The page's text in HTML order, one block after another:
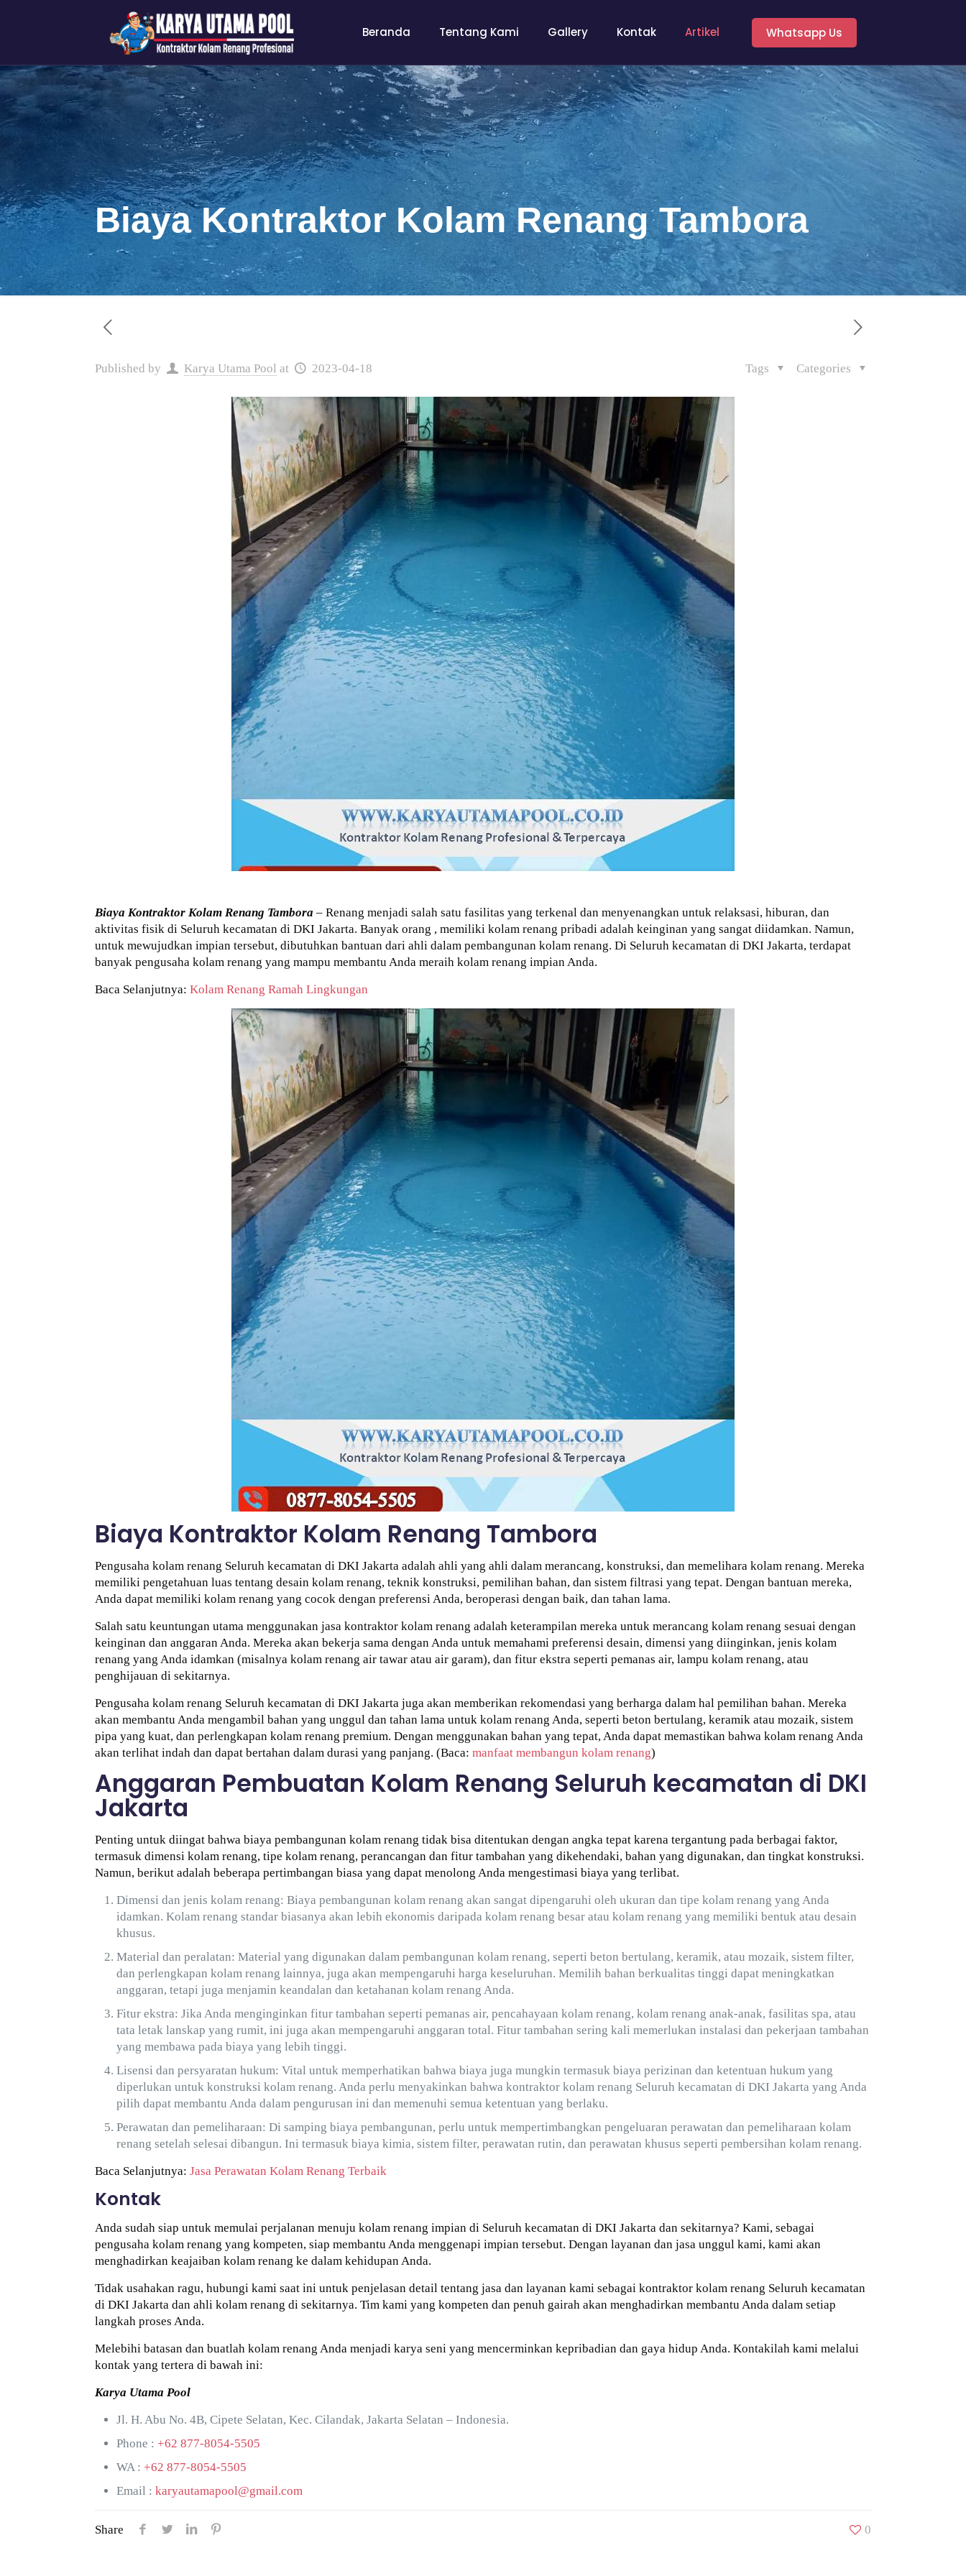
Beranda Tentang Kami Gallery Kontak Artikel Whatsapp Us
Biaya Kontraktor Kolam Renang Tambora
Published by Karya Utama Pool at 2023-04-18 Categories
Tags
Biaya Kontraktor Kolam Renang Tambora – Renang menjadi salah satu fasilitas yang terkenal dan menyenangkan untuk relaksasi, hiburan, dan
aktivitas fisik di Seluruh kecamatan di DKI Jakarta. Banyak orang , memiliki kolam renang pribadi adalah keinginan yang sangat diidamkan. Namun,
untuk mewujudkan impian tersebut, dibutuhkan bantuan dari ahli dalam pembangunan kolam renang. Di Seluruh kecamatan di DKI Jakarta, terdapat
banyak pengusaha kolam renang yang mampu membantu Anda meraih kolam renang impian Anda.
Baca Selanjutnya:Kolam Renang Ramah Lingkungan
Biaya Kontraktor Kolam Renang Tambora
Pengusaha kolam renang Seluruh kecamatan di DKI Jakarta adalah ahli yang ahli dalam merancang, konstruksi, dan memelihara kolam renang. Mereka
memiliki pengetahuan luas tentang desain kolam renang, teknik konstruksi, pemilihan bahan, dan sistem filtrasi yang tepat. Dengan bantuan mereka,
Anda dapat memiliki kolam renang yang cocok dengan preferensi Anda, beroperasi dengan baik, dan tahan lama.
Salah satu keuntungan utama menggunakan jasa kontraktor kolam renang adalah keterampilan mereka untuk merancang kolam renang sesuai dengan
keinginan dan anggaran Anda. Mereka akan bekerja sama dengan Anda untuk memahami preferensi desain, dimensi yang diinginkan, jenis kolam
renang yang Anda idamkan (misalnya kolam renang air tawar atau air garam), dan fitur ekstra seperti pemanas air, lampu kolam renang, atau
penghijauan di sekitarnya.
Pengusaha kolam renang Seluruh kecamatan di DKI Jakarta juga akan memberikan rekomendasi yang berharga dalam hal pemilihan bahan. Mereka
akan membantu Anda mengambil bahan yang unggul dan tahan lama untuk kolam renang Anda, seperti beton bertulang, keramik atau mozaik, sistem
pipa yang kuat, dan perlengkapan kolam renang premium. Dengan menggunakan bahan yang tepat, Anda dapat memastikan bahwa kolam renang Anda
akan terlihat indah dan dapat bertahan dalam durasi yang panjang. (Baca:manfaat membangun kolam renang)
Anggaran Pembuatan Kolam Renang Seluruh kecamatan di DKI
Jakarta
Penting untuk diingat bahwa biaya pembangunan kolam renang tidak bisa ditentukan dengan angka tepat karena tergantung pada berbagai faktor,
termasuk dimensi kolam renang, tipe kolam renang, perancangan dan fitur tambahan yang dikehendaki, bahan yang digunakan, dan tingkat konstruksi.
Namun, berikut adalah beberapa pertimbangan biasa yang dapat menolong Anda mengestimasi biaya yang terlibat.
Dimensi dan jenis kolam renang: Biaya pembangunan kolam renang akan sangat dipengaruhi oleh ukuran dan tipe kolam renang yang Anda
idamkan. Kolam renang standar biasanya akan lebih ekonomis daripada kolam renang besar atau kolam renang yang memiliki bentuk atau desain
khusus.
Material dan peralatan: Material yang digunakan dalam pembangunan kolam renang, seperti beton bertulang, keramik, atau mozaik, sistem filter,
dan perlengkapan kolam renang lainnya, juga akan mempengaruhi harga keseluruhan. Memilih bahan berkualitas tinggi dapat meningkatkan
anggaran, tetapi juga menjamin keandalan dan ketahanan kolam renang Anda.
Fitur ekstra: Jika Anda menginginkan fitur tambahan seperti pemanas air, pencahayaan kolam renang, kolam renang anak-anak, fasilitas spa, atau
tata letak lanskap yang rumit, ini juga akan mempengaruhi anggaran total. Fitur tambahan sering kali memerlukan instalasi dan pekerjaan tambahan
yang membawa pada biaya yang lebih tinggi.
Lisensi dan persyaratan hukum: Vital untuk memperhatikan bahwa biaya juga mungkin termasuk biaya perizinan dan ketentuan hukum yang
diperlukan untuk konstruksi kolam renang. Anda perlu menyakinkan bahwa kontraktor kolam renang Seluruh kecamatan di DKI Jakarta yang Anda
pilih dapat membantu Anda dalam pengurusan ini dan memenuhi semua ketentuan yang berlaku.
Perawatan dan pemeliharaan: Di samping biaya pembangunan, perlu untuk mempertimbangkan pengeluaran perawatan dan pemeliharaan kolam
renang setelah selesai dibangun. Ini termasuk biaya kimia, sistem filter, perawatan rutin, dan perawatan khusus seperti pembersihan kolam renang.
Baca Selanjutnya:Jasa Perawatan Kolam Renang Terbaik
Kontak
Anda sudah siap untuk memulai perjalanan menuju kolam renang impian di Seluruh kecamatan di DKI Jakarta dan sekitarnya? Kami, sebagai
pengusaha kolam renang yang kompeten, siap membantu Anda menggenapi impian tersebut. Dengan layanan dan jasa unggul kami, kami akan
menghadirkan keajaiban kolam renang ke dalam kehidupan Anda.
Tidak usahakan ragu, hubungi kami saat ini untuk penjelasan detail tentang jasa dan layanan kami sebagai kontraktor kolam renang Seluruh kecamatan
di DKI Jakarta dan ahli kolam renang di sekitarnya. Tim kami yang kompeten dan penuh gairah akan menghadirkan membantu Anda dalam setiap
langkah proses Anda.
Melebihi batasan dan buatlah kolam renang Anda menjadi karya seni yang mencerminkan kepribadian dan gaya hidup Anda. Kontakilah kami melalui
kontak yang tertera di bawah ini:
Karya Utama Pool
Jl. H. Abu No. 4B, Cipete Selatan, Kec. Cilandak, Jakarta Selatan – Indonesia.
Phone :+62 877-8054-5505
WA :+62 877-8054-5505
Email :karyautamapool@gmail.com
Share 0